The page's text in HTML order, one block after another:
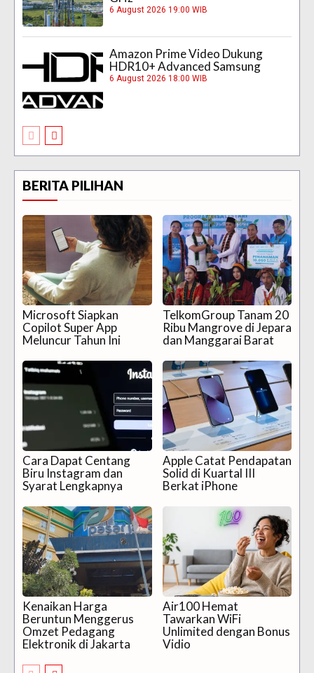
6 August 2026 19:00 WIB
Amazon Prime Video Dukung
HDR10+ Advanced Samsung
6 August 2026 18:00 WIB
BERITA PILIHAN
Microsoft Siapkan
Copilot Super App
Meluncur Tahun Ini
TelkomGroup Tanam 20
Ribu Mangrove di Jepara
dan Manggarai Barat
Cara Dapat Centang
Biru Instagram dan
Syarat Lengkapnya
Apple Catat Pendapatan
Solid di Kuartal III
Berkat iPhone
Kenaikan Harga
Beruntun Menggerus
Omzet Pedagang
Elektronik di Jakarta
Air100 Hemat
Tawarkan WiFi
Unlimited dengan Bonus
Vidio